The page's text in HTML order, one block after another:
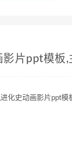
片ppt模板,